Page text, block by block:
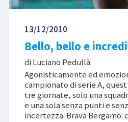
13/12/2010
Bello, bello e
di Luciano Pedullà
Agonisticamente ed
campionato di serie A,
tre giornate, solo una
e una sola senza punti e
incertezza. Brava Bergamo: